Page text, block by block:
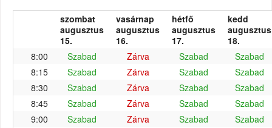
szombat
augusztus
15.
vasárnap
augusztus
16.
hétfő
augusztus
17.
kedd
augusztus
18.
8:00
Szabad Zárva Szabad
Szabad
8:15
Szabad Zárva Szabad
Szabad
8:30
Szabad Zárva Szabad
Szabad
8:45
Szabad Zárva Szabad
Szabad
9:00
Szabad Zárva Szabad
Szabad